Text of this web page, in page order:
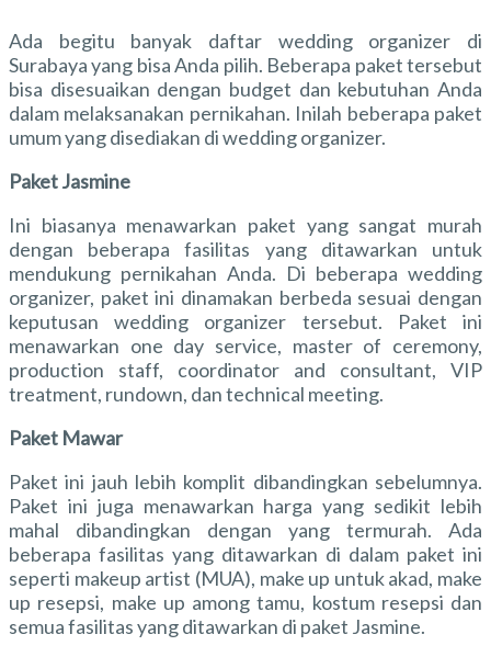
Ada begitu banyak daftar wedding organizer di
Surabayayang bisa Anda pilih. Beberapa paket tersebut
bisa disesuaikan dengan budget dan kebutuhan Anda
dalam melaksanakan pernikahan. Inilah beberapa paket
umum yang disediakan di wedding organizer.
Paket Jasmine
Ini biasanya menawarkan paket yang sangat murah
dengan beberapa fasilitas yang ditawarkan untuk
mendukung pernikahan Anda. Di beberapa wedding
organizer, paket ini dinamakan berbeda sesuai dengan
keputusan wedding organizer tersebut. Paket ini
menawarkan one day service, master of ceremony,
production staff, coordinator and consultant, VIP
treatment, rundown, dan technical meeting.
Paket Mawar
Paket ini jauh lebih komplit dibandingkan sebelumnya.
Paket ini juga menawarkan harga yang sedikit lebih
mahal dibandingkan dengan yang termurah. Ada
beberapa fasilitas yang ditawarkan di dalam paket ini
seperti makeup artist (MUA), make up untuk akad, make
up resepsi, make up among tamu, kostum resepsi dan
semua fasilitas yang ditawarkan di paket Jasmine.